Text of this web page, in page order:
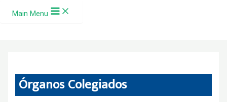
Ir al contenido
Main Menu
Órganos Colegiados